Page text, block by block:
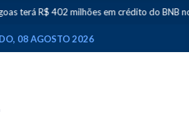
terá R$ 402 milhões em crédito do BNB no
08 AGOSTO 2026